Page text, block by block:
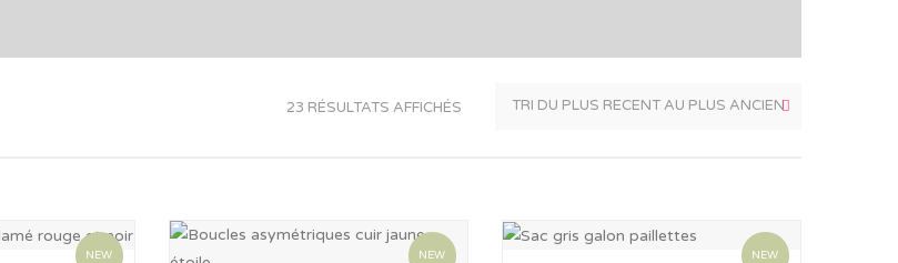
23 RÉSULTATS AFFICHÉS
NEW NEW NEW